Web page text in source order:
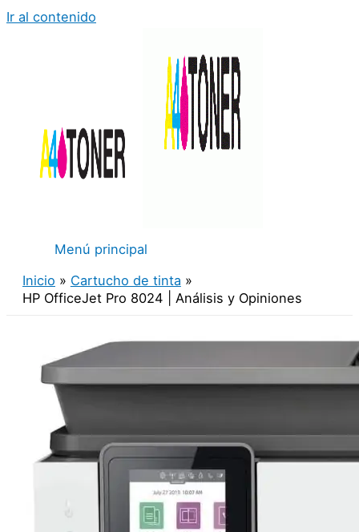
Ir al contenido
Menú principal
Inicio
Cartucho de tinta
HP OfficeJet Pro 8024 | Análisis y Opiniones